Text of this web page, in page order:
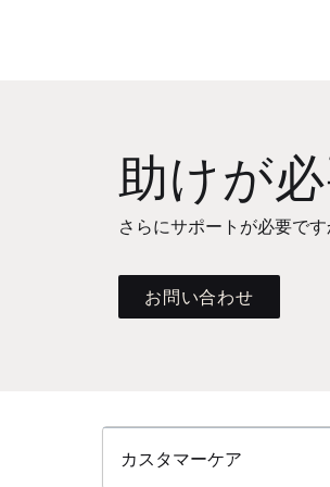
助けが
さらにサポートが必要で
お問い合わせ
カスタマーケア